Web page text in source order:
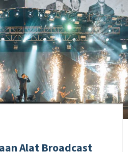
Alat Broadcast